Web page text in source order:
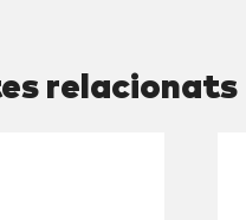
relacionats